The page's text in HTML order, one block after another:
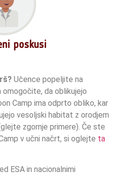
poskusi
Učence popeljite na
da oblikujejo
Camp ima odprto obliko, kar
vesoljski habitat z orodjem
zgornje primere). Če ste
v učni načrt, si oglejte ta
ESA in nacionalnimi